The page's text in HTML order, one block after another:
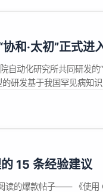
和·太初”正式进
自动化研究所共同研发的
研发基于我国罕见病知
群特点的罕见病大模型
15 条经验建议
读的爆款帖子—— 《使用